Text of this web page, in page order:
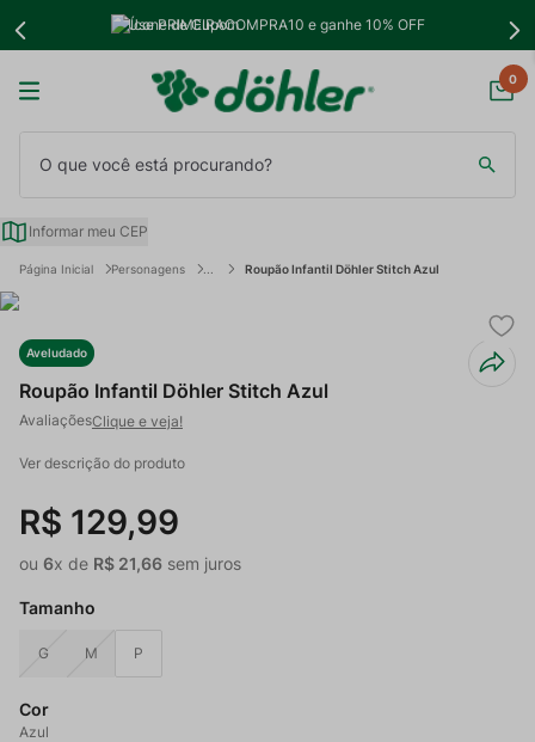
Use PRIMEIRACOMPRA10 e ganhe 10% OFF
0
Informar meu CEP
Personagens Roupão Infantil Döhler Stitch Azul
Aveludado
Roupão Infantil Döhler Stitch Azul
Clique e veja!
Ver descrição do produto
R$ 129,99
ou 6x de R$ 21,66 sem juros
Tamanho
G M P
Cor
Azul